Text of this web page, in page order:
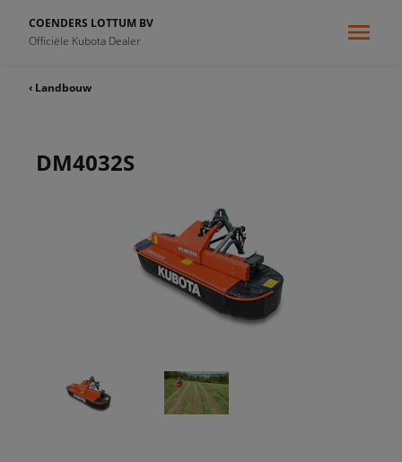
COENDERS LOTTUM BV
Officiële Kubota Dealer
‹ Landbouw
DM4032S